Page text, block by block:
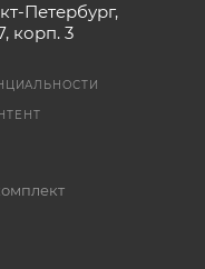
Петербург,
корп. 3